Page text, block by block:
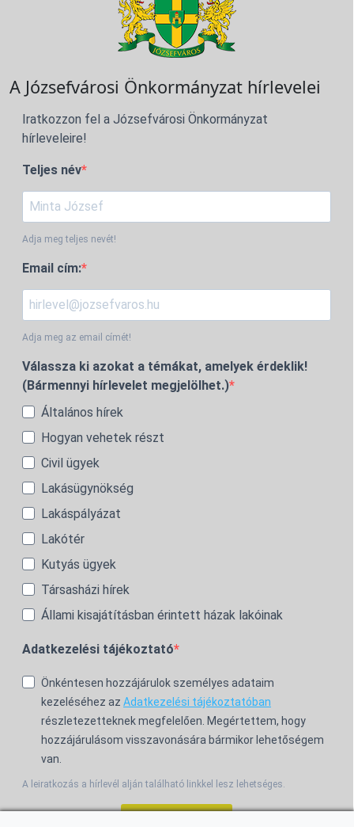
A Józsefvárosi Önkormányzat hírlevelei
Iratkozzon fel a Józsefvárosi Önkormányzat
hírleveleire!
Teljes név
Adja meg teljes nevét!
Email cím:
Adja meg az email címét!
Válassza ki azokat a témákat, amelyek érdeklik!
(Bármennyi hírlevelet megjelölhet.)
Általános hírek
Hogyan vehetek részt
Civil ügyek
Lakásügynökség
Lakáspályázat
Lakótér
Kutyás ügyek
Társasházi hírek
Állami kisajátításban érintett házak lakóinak
Adatkezelési tájékoztató
Önkéntesen hozzájárulok személyes adataim
kezeléséhez az Adatkezelési tájékoztatóban
részletezetteknek megfelelően. Megértettem, hogy
hozzájárulásom visszavonására bármikor lehetőségem
van.
A leiratkozás a hírlevél alján található linkkel lesz lehetséges.